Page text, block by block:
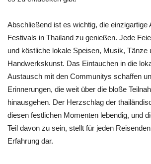
Abschließend ist es wichtig, die einzigartige
Festivals in Thailand zu genießen. Jede
und köstliche lokale Speisen, Musik, Tänze
Handwerkskunst. Das Eintauchen in die
Austausch mit den Communitys schaffen
Erinnerungen, die weit über die bloße
hinausgehen. Der Herzschlag der
diesen festlichen Momenten lebendig, und
Teil davon zu sein, stellt für jeden
Erfahrung dar.